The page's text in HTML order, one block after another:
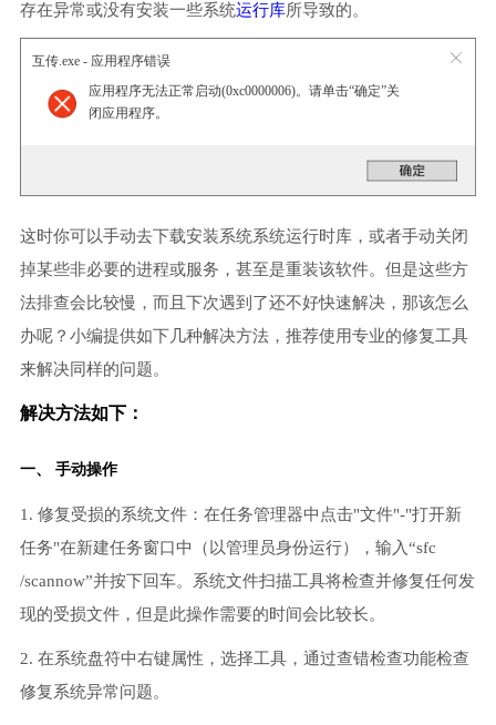
存在异常或没有安装一些系统运行库所导致的。
互传.exe - 应用程序错误
应用程序无法正常启动(0xc0000006)。请单击“确定”关
闭应用程序。
这时你可以手动去下载安装系统系统运行时库，或者手动关闭
掉某些非必要的进程或服务，甚至是重装该软件。但是这些方
法排查会比较慢，而且下次遇到了还不好快速解决，那该怎么
办呢？小编提供如下几种解决方法，推荐使用专业的修复工具
来解决同样的问题。
解决方法如下：
一、 手动操作
1. 修复受损的系统文件：在任务管理器中点击"文件"-"打开新
任务"在新建任务窗口中（以管理员身份运行），输入“sfc
/scannow”并按下回车。系统文件扫描工具将检查并修复任何发
现的受损文件，但是此操作需要的时间会比较长。
2. 在系统盘符中右键属性，选择工具，通过查错检查功能检查
修复系统异常问题。